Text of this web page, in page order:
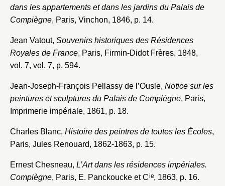
dans les appartements et dans les jardins du Palais de
Compiègne, Paris, Vinchon, 1846, p. 14.
Jean Vatout, Souvenirs historiques des Résidences
Royales de France, Paris, Firmin-Didot Frères, 1848,
vol. 7, vol. 7, p. 594.
Jean-Joseph-François Pellassy de l’Ousle, Notice sur les
peintures et sculptures du Palais de Compiègne, Paris,
Imprimerie impériale, 1861, p. 18.
Charles Blanc, Histoire des peintres de toutes les Écoles,
Paris, Jules Renouard, 1862-1863, p. 15.
Ernest Chesneau, L’Art dans les résidences impériales.
Compiègne, Paris, E. Panckoucke et Cie, 1863, p. 16.